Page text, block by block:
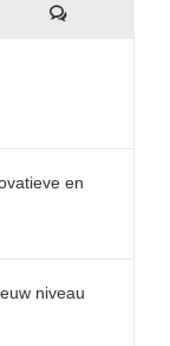
Reacties
en
niveau